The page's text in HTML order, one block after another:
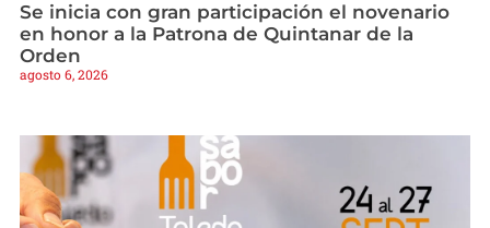
Se inicia con gran participación el novenario
en honor a la Patrona de Quintanar de la
Orden
agosto 6, 2026